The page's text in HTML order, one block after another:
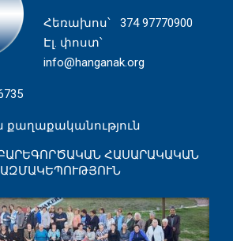
Հեռախոս՝ 374 97770900
Էլ. փոստ՝
info@hanganak.org
քաղաքականություն
ՀԱՍԱՐԱԿԱԿԱՆ